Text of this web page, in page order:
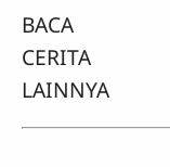
BACA
CERITA
LAINNYA